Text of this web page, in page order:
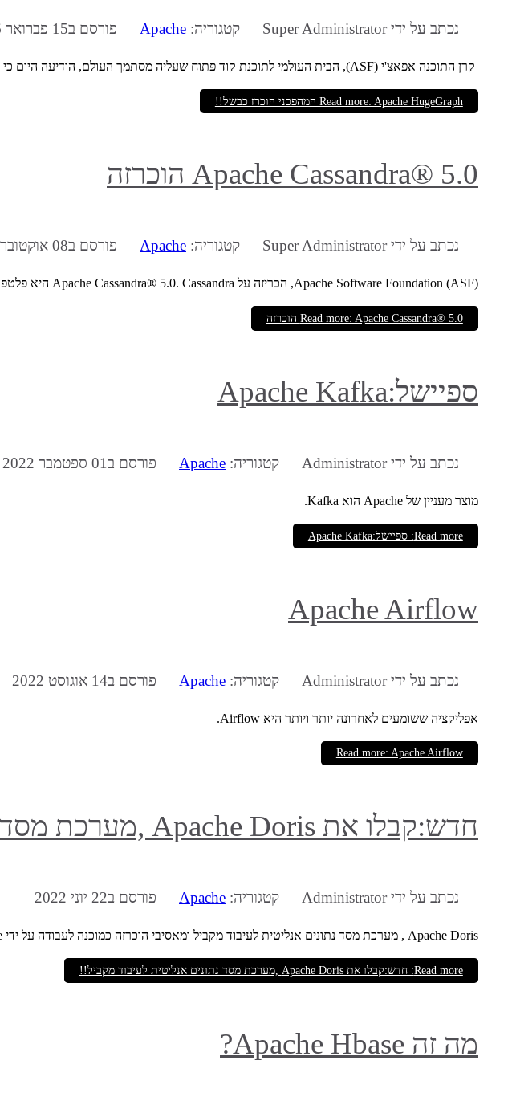
נכתב על ידיSuper Administrator קטגוריה: Apache פורסם ב15 פברואר 2026
קרן התוכנה אפאצ'י (ASF), הבית העולמי לתוכנת קוד פתוח שעליה מסתמך העולם, הודיעה היום כי Apache HugeGraph הפך לפרויקט ברמת Top-Level (TLP).
Read more: Apache HugeGraph המהפכני הוכרז כבשל!!
Apache Cassandra® 5.0 הוכרזה
נכתב על ידיSuper Administrator קטגוריה: Apache פורסם ב08 אוקטובר 2024
Apache Software Foundation (ASF), הכריזה על Apache Cassandra® 5.0. Cassandra היא פלטפורמת ניהול מסדי נתונים מבוזרת בקוד פתוח, בעלת ביצועים גבוהים.
Read more: Apache Cassandra® 5.0 הוכרזה
ספיישל:Apache Kafka
נכתב על ידיAdministrator קטגוריה: Apache פורסם ב01 ספטמבר 2022
מוצר מעניין של Apache הוא Kafka.
Read more: ספיישל:Apache Kafka
Apache Airflow
נכתב על ידיAdministrator קטגוריה: Apache פורסם ב14 אוגוסט 2022
אפליקציה ששומעים לאחרונה יותר ויותר היא Airflow.
Read more: Apache Airflow
חדש:קבלו את Apache Doris ,מערכת מסד נתונים אנליטית לעיבוד מקביל!!
נכתב על ידיAdministrator קטגוריה: Apache פורסם ב22 יוני 2022
Apache Doris , מערכת מסד נתונים אנליטית לעיבוד מקביל ומאסיבי הוכרזה כמוכנה לעבודה על ידי Apache.
Read more: חדש:קבלו את Apache Doris ,מערכת מסד נתונים אנליטית לעיבוד מקביל!!
מה זה Apache Hbase?